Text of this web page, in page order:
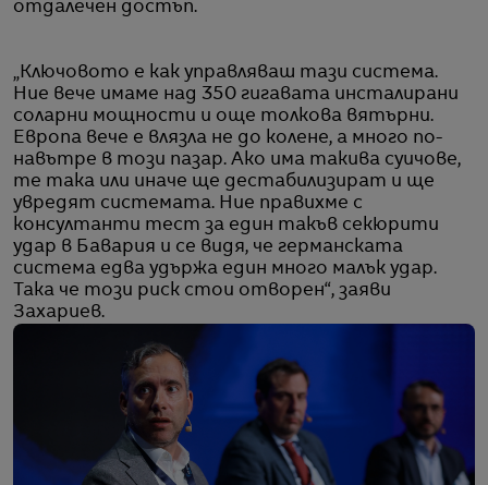
отдалечен достъп.
„Ключовото е как управляваш тази система.
Ние вече имаме над 350 гигавата инсталирани
соларни мощности и още толкова вятърни.
Европа вече е влязла не до колене, а много по-
навътре в този пазар. Ако има такива суичове,
те така или иначе ще дестабилизират и ще
увредят системата. Ние правихме с
консултанти тест за един такъв секюрити
удар в Бавария и се видя, че германската
система едва удържа един много малък удар.
Така че този риск стои отворен“, заяви
Захариев.